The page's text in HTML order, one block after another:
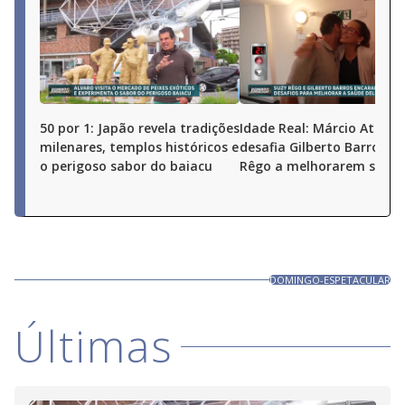
50 por 1: Japão revela tradições
milenares, templos históricos e
o perigoso sabor do baiacu
Idade Real: Márcio Atalla
desafia Gilberto Barros e
Rêgo a melhorarem
DOMINGO-ESPETACULAR
Últimas